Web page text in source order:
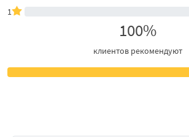
1
100%
клиентов рекомендуют